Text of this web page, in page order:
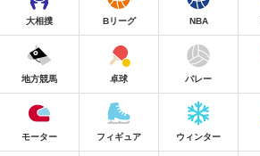
大相撲 Bリーグ NBA
地方競馬 卓球 バレー
モーター フィギュア ウィンター